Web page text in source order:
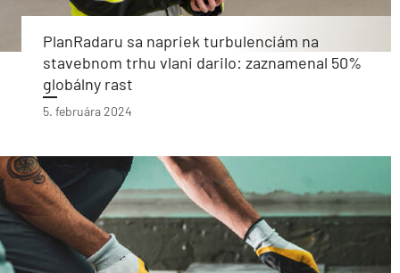
PlanRadaru sa napriek turbulenciám na
stavebnom trhu vlani darilo: zaznamenal 50%
globálny rast
5. februára 2024